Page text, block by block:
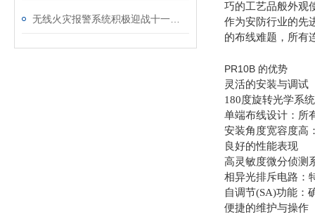
巧的工艺品般外观
作为安防行业的先
的布线难题，所有
PR10B 的优势
灵活的安装与调试
180度旋转光学系
单端布线设计：所
安装角度宽容度高
良好的性能表现
高灵敏度微分侦测
相异光排斥电路：
自调节(SA)功能：
便捷的维护与操作